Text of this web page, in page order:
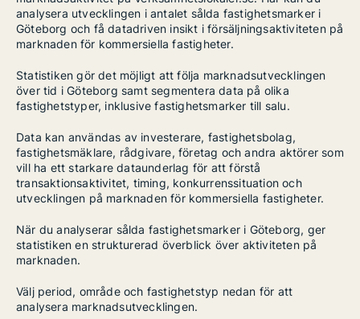
analysera utvecklingen i antalet sålda fastighetsmarker i
Göteborg och få datadriven insikt i försäljningsaktiviteten på
marknaden för kommersiella fastigheter.
Statistiken gör det möjligt att följa marknadsutvecklingen
över tid i Göteborg samt segmentera data på olika
fastighetstyper, inklusive fastighetsmarker till salu.
Data kan användas av investerare, fastighetsbolag,
fastighetsmäklare, rådgivare, företag och andra aktörer som
vill ha ett starkare dataunderlag för att förstå
transaktionsaktivitet, timing, konkurrenssituation och
utvecklingen på marknaden för kommersiella fastigheter.
När du analyserar sålda fastighetsmarker i Göteborg, ger
statistiken en strukturerad överblick över aktiviteten på
marknaden.
Välj period, område och fastighetstyp nedan för att
analysera marknadsutvecklingen.